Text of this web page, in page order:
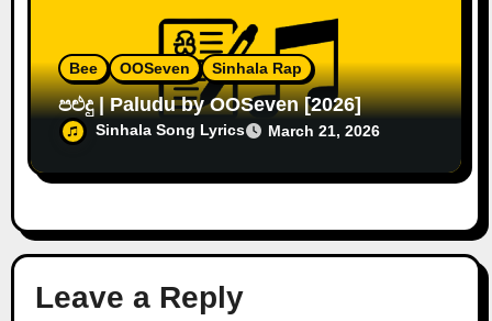
Bee OOSeven Sinhala Rap
පළුදු | Paludu by OOSeven [2026]
Sinhala Song Lyrics March 21, 2026
Leave a Reply